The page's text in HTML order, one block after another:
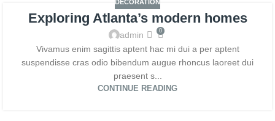
DECORATION
Exploring Atlanta’s modern homes
admin 0
Vivamus enim sagittis aptent hac mi dui a per aptent
suspendisse cras odio bibendum augue rhoncus laoreet dui
praesent s...
CONTINUE READING